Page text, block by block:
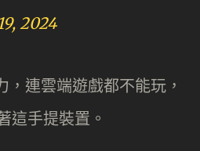
2024
連雲端遊戲都不能玩，
手提裝置。